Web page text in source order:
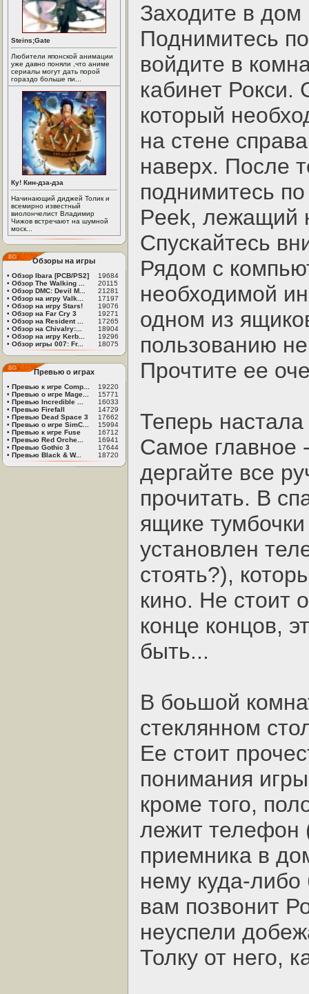
Steins;Gate
Любители японской анимации
уже давно поняли ,что аниме
сериалы могут дать порой
гораздо больше пи...
Ку! Кин-дза-дза
Начинающий диджей Толик и
всемирно известный
виолончелист Владимир
Чижов встречают на шумной
моск...
Обзоры на игры
• Обзор Ibara [PCB/PS2]
19684
• Обзор The Walking ...
20115
• Обзор DMC: Devil M...
21281
• Обзор на игру Valk...
17197
• Обзор на игру Stars!
19076
• Обзор на Far Cry 3
19271
• Обзор на Resident ...
17265
• Обзор на Chivalry:...
18904
• Обзор на игру Kerb...
19296
• Обзор игры 007: Fr... 18075
Превью о играх
• Превью к игре Comp...
19220
• Превью о игре Mage...
15771
• Превью Incredible ...
16033
• Превью Firefall
14729
• Превью Dead Space 3
17662
• Превью о игре SimC...
15994
• Превью к игре Fuse
16712
• Превью Red Orche...
16941
• Превью Gothic 3
17644
• Превью Black & W... 18720
Заходите в дом
Поднимитесь
войдите в
кабинет Рокси.
который
на стене
наверх. После
поднимитесь
Peek, лежащий
Спускайтесь
Рядом с
необходимой
одном из
пользованию
Прочтите ее
Теперь
Самое главное
дергайте все
прочитать. В
ящике
установлен
стоять?),
кино. Не стоит
конце концов,
быть...
В боьшой
стеклянном
Ее стоит
понимания
кроме того,
лежит телефон
приемника в
нему куда-
вам позвонит
неуспели
Толку от него,